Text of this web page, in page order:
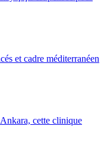
et cadre méditerranéen
cette clinique